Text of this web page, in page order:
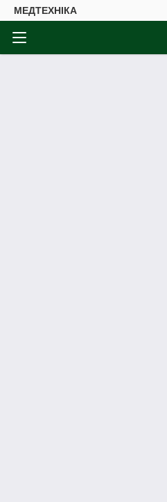
МЕДТЕХНІКА